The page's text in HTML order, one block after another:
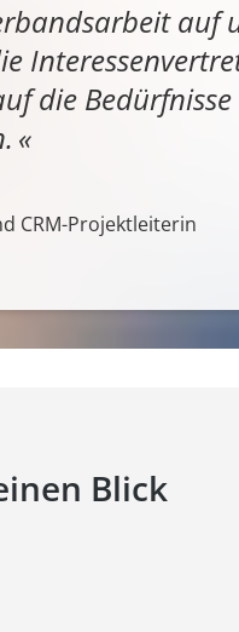
auf
die
CRM-Projektleiterin
Blick